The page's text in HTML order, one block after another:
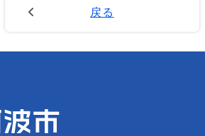
戻る